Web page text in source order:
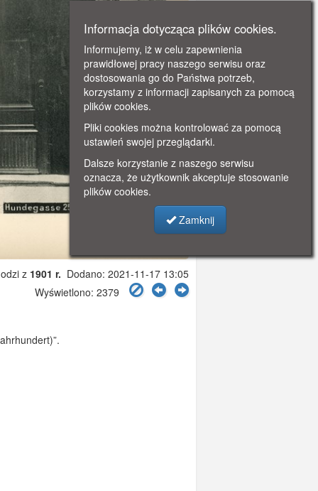
z 1901 r. Dodano: 2021-11-17 13:05
Wyświetlono: 2379
Informacja dotycząca plików cookies.
Informujemy, iż w celu zapewnienia
prawidłowej pracy naszego serwisu oraz
dostosowania go do Państwa potrzeb,
korzystamy z informacji zapisanych za pomocą
plików cookies.
Pliki cookies można kontrolować za pomocą
ustawień swojej przeglądarki.
Dalsze korzystanie z naszego serwisu
oznacza, że użytkownik akceptuje stosowanie
plików cookies.
Zamknij